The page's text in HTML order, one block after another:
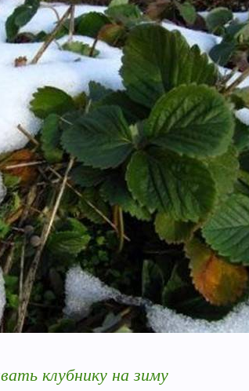
клубнику на зиму